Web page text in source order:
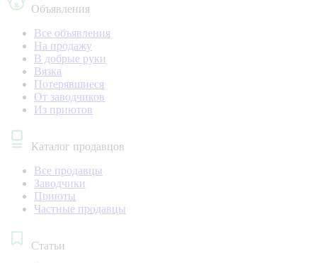
Объявления
Все объявления
На продажу
В добрые руки
Вязка
Потерявшиеся
От заводчиков
Из приютов
Каталог продавцов
Все продавцы
Заводчики
Приюты
Частные продавцы
Статьи